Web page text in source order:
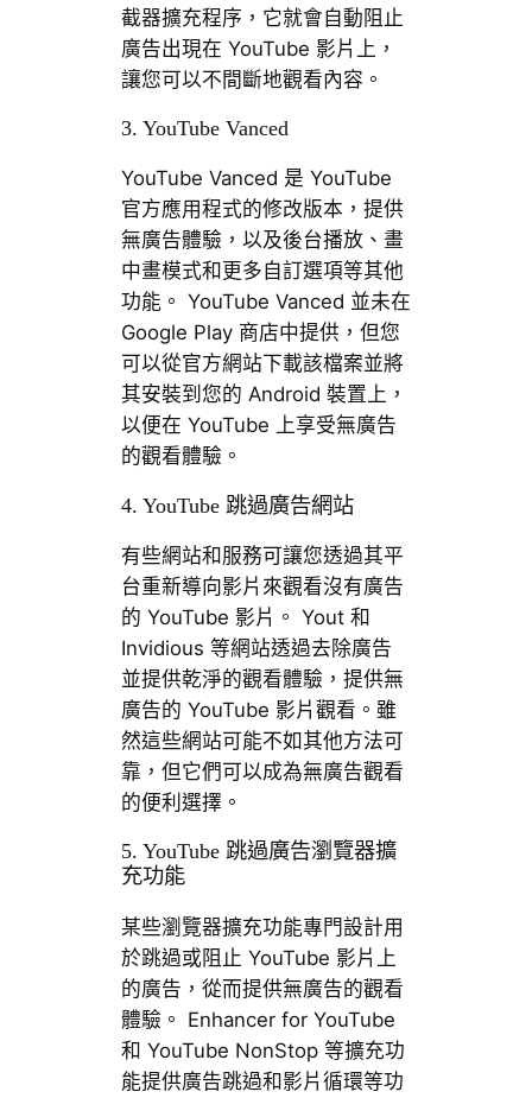
截器擴充程序，它就會自動阻止
廣告出現在 YouTube 影片上，
讓您可以不間斷地觀看內容。
3. YouTube Vanced
YouTube Vanced 是 YouTube
官方應用程式的修改版本，提供
無廣告體驗，以及後台播放、畫
中畫模式和更多自訂選項等其他
功能。 YouTube Vanced 並未在
Google Play 商店中提供，但您
可以從官方網站下載該檔案並將
其安裝到您的 Android 裝置上，
以便在 YouTube 上享受無廣告
的觀看體驗。
4. YouTube 跳過廣告網站
有些網站和服務可讓您透過其平
台重新導向影片來觀看沒有廣告
的 YouTube 影片。 Yout 和
Invidious 等網站透過​​去除廣告
並提供乾淨的觀看體驗，提供無
廣告的 YouTube 影片觀看。雖
然這些網站可能不如其他方法可
靠，但它們可以成為無廣告觀看
的便利選擇。
5. YouTube 跳過廣告瀏覽器擴
充功能
某些瀏覽器擴充功能專門設計用
於跳過或阻止 YouTube 影片上
的廣告，從而提供無廣告的觀看
體驗。 Enhancer for YouTube
和 YouTube NonStop 等擴充功
能提供廣告跳過和影片循環等功